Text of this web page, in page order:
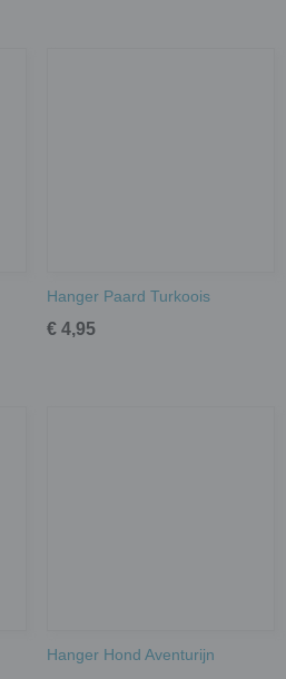
Hanger Paard Turkoois
€ 4,95
Hanger Hond Aventurijn